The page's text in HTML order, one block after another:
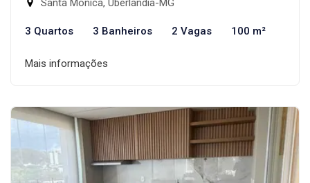
Santa Mônica, Uberlândia-MG
3 Quartos 3 Banheiros 2 Vagas 100 m²
Mais informações